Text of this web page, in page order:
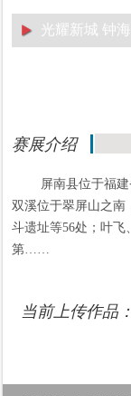
光耀新城 钟
赛展介绍
屏南县位于福
双溪位于翠屏山之南
斗遗址等56处；叶
第……
当前上传作品